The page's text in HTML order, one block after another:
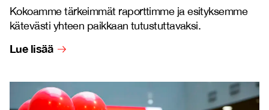
Kokoamme tärkeimmät raporttimme ja esityksemme
kätevästi yhteen paikkaan tutustuttavaksi.
Lue lisää